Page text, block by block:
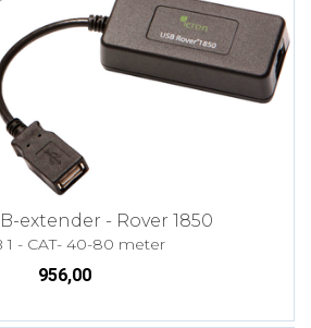
extender - Rover 1850
1 - CAT- 40-80 meter
956,00